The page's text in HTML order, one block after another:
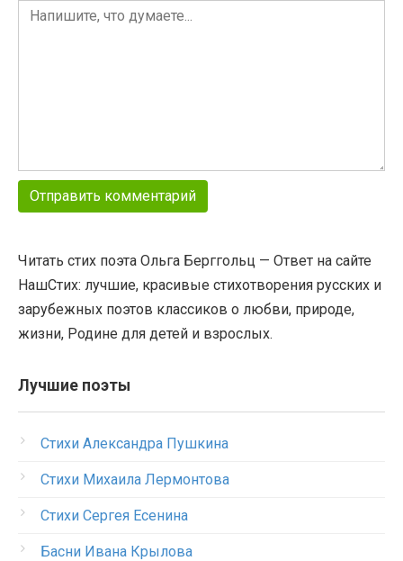
Читать стих поэта Ольга Берггольц — Ответ на сайте
НашСтих: лучшие, красивые стихотворения русских и
зарубежных поэтов классиков о любви, природе,
жизни, Родине для детей и взрослых.
Лучшие поэты
Стихи Александра Пушкина
Стихи Михаила Лермонтова
Стихи Сергея Есенина
Басни Ивана Крылова